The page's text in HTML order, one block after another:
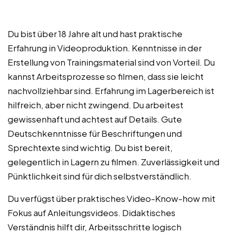
Du bist über 18 Jahre alt und hast praktische
Erfahrung in Videoproduktion. Kenntnisse in der
Erstellung von Trainingsmaterial sind von Vorteil. Du
kannst Arbeitsprozesse so filmen, dass sie leicht
nachvollziehbar sind. Erfahrung im Lagerbereich ist
hilfreich, aber nicht zwingend. Du arbeitest
gewissenhaft und achtest auf Details. Gute
Deutschkenntnisse für Beschriftungen und
Sprechtexte sind wichtig. Du bist bereit,
gelegentlich in Lagern zu filmen. Zuverlässigkeit und
Pünktlichkeit sind für dich selbstverständlich.
Du verfügst über praktisches Video-Know-how mit
Fokus auf Anleitungsvideos. Didaktisches
Verständnis hilft dir, Arbeitsschritte logisch